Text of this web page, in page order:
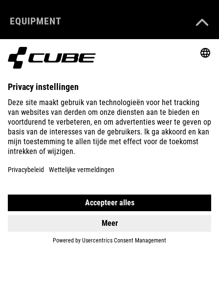
EQUIPMENT
SUPPORT
ABOUT US
EXPLORE
IMPRINT PRIVACY EU DATA ACT PRESS B2B
NEDERLANDS